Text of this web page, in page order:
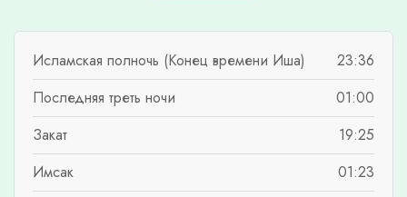
Исламская полночь (Конец времени Иша)
23:36
Последняя треть ночи
01:00
Закат
19:25
Имсак
01:23